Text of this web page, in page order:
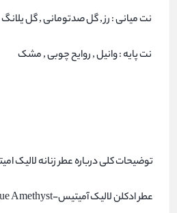
نت میانی : رز , گل صدتومانی , گل
نت پایه : وانیل , روایح چوبی , مشک
توضیحات کلی درباره عطر زنانه لالیک